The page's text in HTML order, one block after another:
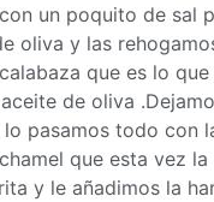
un poquito de sal
oliva y las
que es lo
de oliva
pasamos todo con
que esta vez
y le añadimos la